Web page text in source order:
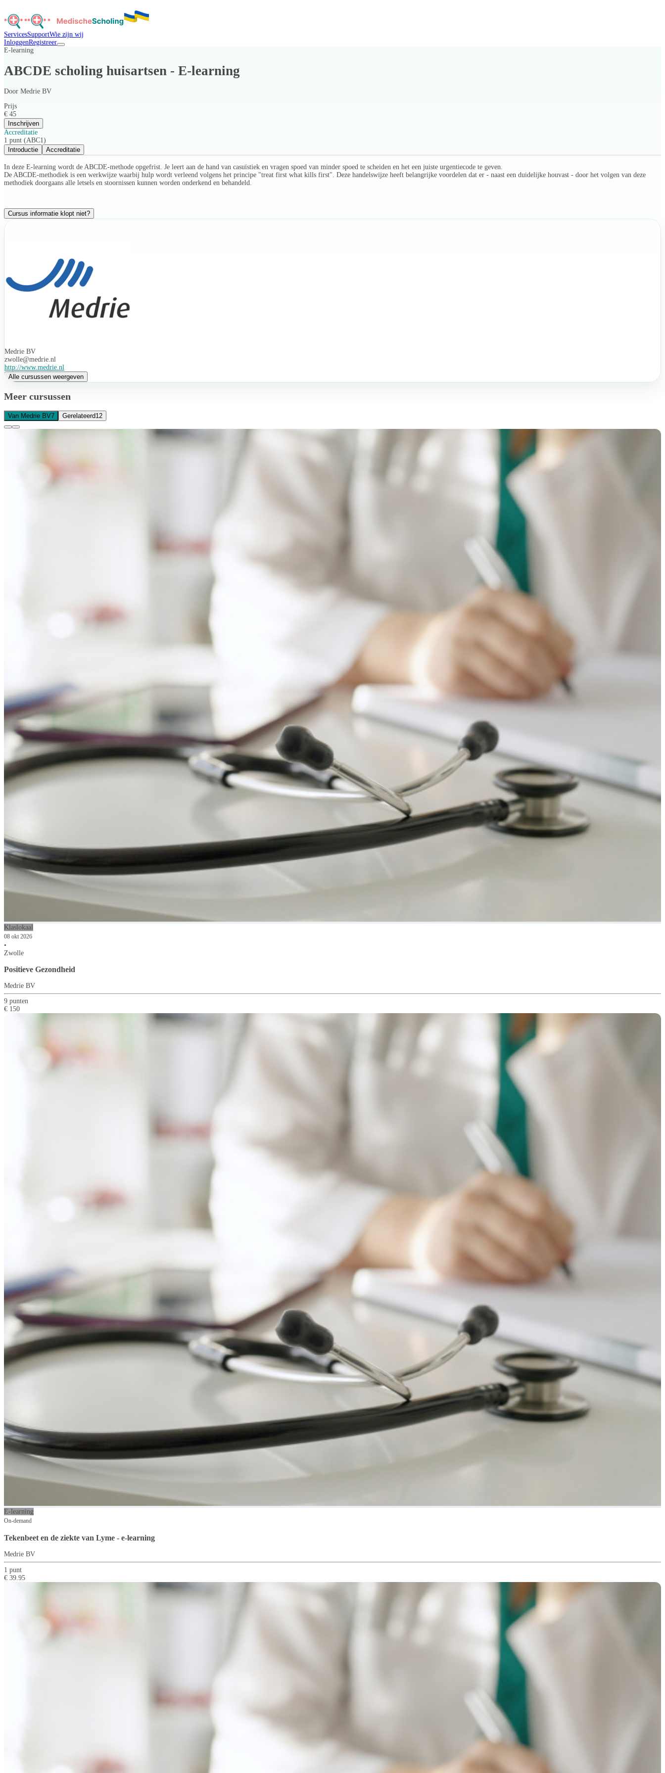
ServicesSupportWie zijn wij
InloggenRegistreer
E-learning
ABCDE scholing huisartsen - E-learning
Door Medrie BV
Prijs
€ 45
Inschrijven
Accreditatie
1 punt (ABC1)
Introductie
Accreditatie
In deze E-learning wordt de ABCDE-methode opgefrist. Je leert aan de hand van casuïstiek en vragen spoed van minder spoed te scheiden en het een juiste urgentiecode te geven.
De ABCDE-methodiek is een werkwijze waarbij hulp wordt verleend volgens het principe "treat first what kills first". Deze handelswijze heeft belangrijke voordelen dat er - naast een duidelijke houvast - door het volgen van deze
methodiek doorgaans alle letsels en stoornissen kunnen worden onderkend en behandeld.
Cursus informatie klopt niet?
Medrie BV
zwolle@medrie.nl
http://www.medrie.nl
Alle cursussen weergeven
Meer cursussen
Van Medrie BV7 Gerelateerd12
Klaslokaal
08 okt 2026
•
Zwolle
Positieve Gezondheid
Medrie BV
9 punten
€ 150
E-learning
On-demand
Tekenbeet en de ziekte van Lyme - e-learning
Medrie BV
1 punt
€ 39.95